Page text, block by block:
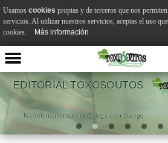
EDITORIAL TOXOSOUTOS
Na defensa da cultura Galega e en Galego
Usamos cookies propias y de terceros que nos
servicios. Al utilizar nuestros servicios, aceptas el uso
cookies.
Más información